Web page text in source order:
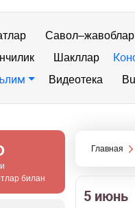
Савол–жавоблар
Шакллар
Видеотека
билан
Главная
5 июнь